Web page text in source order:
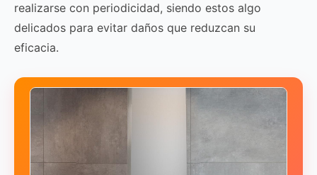
realizarse con periodicidad, siendo estos algo
delicados para evitar daños que reduzcan su
eficacia.